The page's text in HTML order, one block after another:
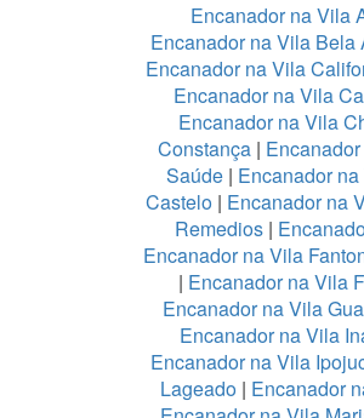
Encanador na Vila
Encanador na Vila Bela
Encanador na Vila
Encanador na Vila
Encanador na Vila
Constança |
Saúde | Encanador
Castelo| Encanador na
Remedios |
Encanador na Vila
| Encanador na Vila
Encanador na Vila
Encanador na Vila
Encanador na Vila
Lageado| Encanador